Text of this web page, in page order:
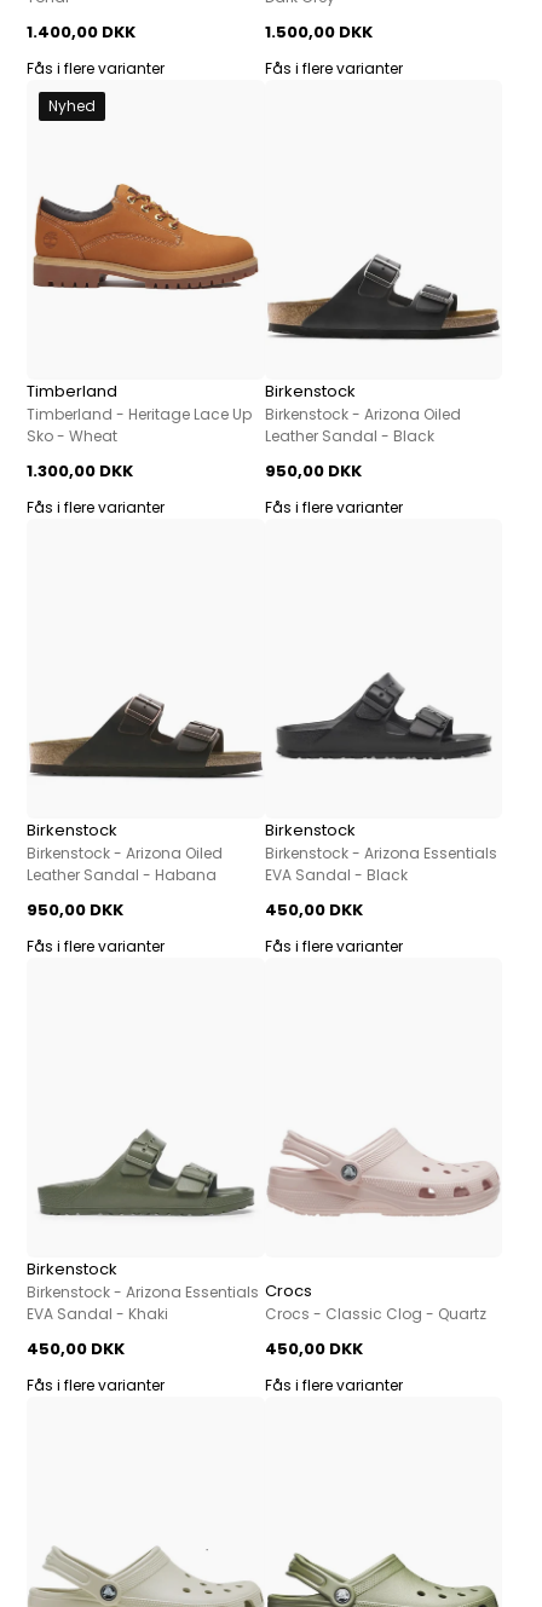
1.400,00 DKK
Fås i flere varianter
1.500,00 DKK
Fås i flere varianter
Nyhed
Timberland
Timberland - Heritage Lace Up
Sko - Wheat
1.300,00 DKK
Fås i flere varianter
Birkenstock
Birkenstock - Arizona Oiled
Leather Sandal - Black
950,00 DKK
Fås i flere varianter
Birkenstock
Birkenstock - Arizona Oiled
Leather Sandal - Habana
950,00 DKK
Fås i flere varianter
Birkenstock
Birkenstock - Arizona Essentials
EVA Sandal - Black
450,00 DKK
Fås i flere varianter
Birkenstock
Birkenstock - Arizona Essentials
EVA Sandal - Khaki
450,00 DKK
Fås i flere varianter
Crocs
Crocs - Classic Clog - Quartz
450,00 DKK
Fås i flere varianter